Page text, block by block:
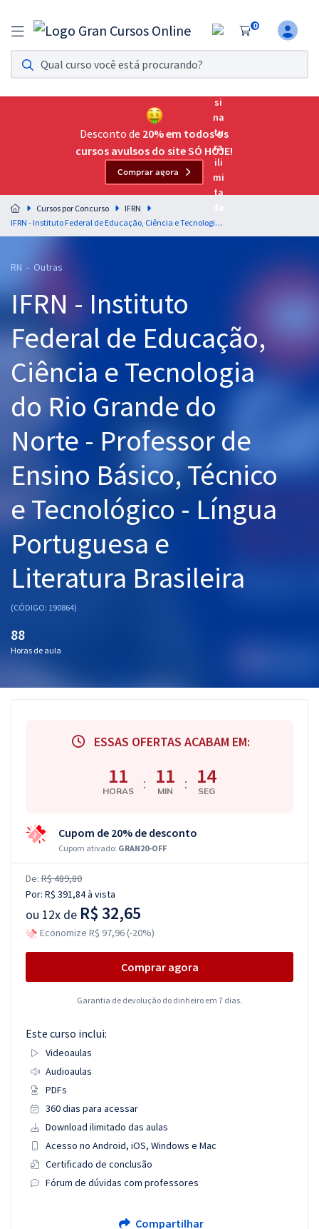
0
Assinatura Ilimitada 11
Acesso a todos os cursos. Teste grátis por 7 dias!
Assinatura OAB Até Passar
Acesso ilimitado a toda preparação para o Exame da
Residências Multiprofissionais
Preparação completa e intensiva para as principais
residências em saúde do Brasil
Cursos 20% OFF
Pós
Graduação
OAB
Questões grátis
Aprovados
Desconto de 20% em todos os
cursos avulsos do site SÓ HOJE!
Comprar agora
Cursos por Concurso
IFRN
IFRN - Instituto Federal de Educação, Ciência e Tecnologia do Rio Grande do Norte - Professor de Ensino Básico, Técnico e Tecnológico - Língua Portuguesa e Literatura Brasileira
RN - Outras
IFRN - Instituto
Federal de Educação,
Ciência e Tecnologia
do Rio Grande do
Norte - Professor de
Ensino Básico, Técnico
e Tecnológico - Língua
Portuguesa e
Literatura Brasileira
(CÓDIGO: 190864)
88
Horas de aula
ESSAS OFERTAS ACABAM EM:
11
HORAS : 11
MIN : 14
SEG
Cupom de 20% de desconto
Cupom ativado: GRAN20-OFF
De: R$ 489,80
Por: R$ 391,84à vista
ou 12x de R$ 32,65
Economize R$ 97,96 (-20%)
Comprar agora
Garantia de devolução do dinheiro em 7 dias.
Este curso inclui:
Videoaulas
Audioaulas
PDFs
360 dias para acessar
Download ilimitado das aulas
Acesso no Android, iOS, Windows e Mac
Certificado de conclusão
Fórum de dúvidas com professores
Compartilhar